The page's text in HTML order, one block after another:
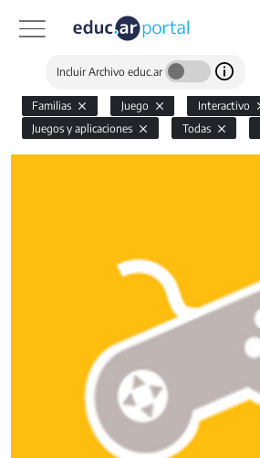
Incluir Archivo educ.ar
Familias Juego
Interactivo
Juegos y aplicaciones
Todas